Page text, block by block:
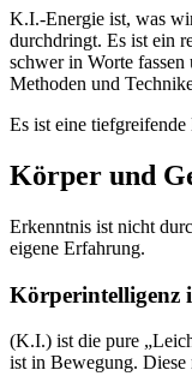
K.I.-Energie ist, was
durchdringt. Es ist ein
schwer in Worte
Methoden und
Es ist eine
Körper und
Erkenntnis ist nicht
eigene Erfahrung.
Körperintelligenz
(K.I.) ist die pure
ist in Bewegung.